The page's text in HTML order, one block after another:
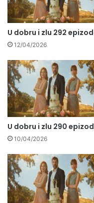
U dobru i zlu 292
12/04/2026
U dobru i zlu 290
10/04/2026